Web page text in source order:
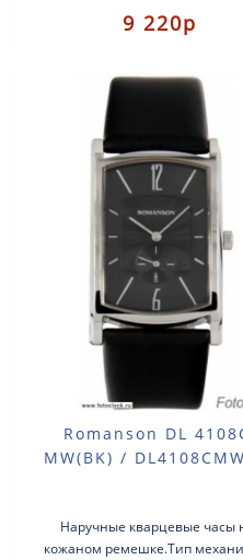
кварцевый. Корпус: не..
9 220р
Romanson DL
MW(BK) /
Наручные кварцевые часы
кожаном ремешке.Тип